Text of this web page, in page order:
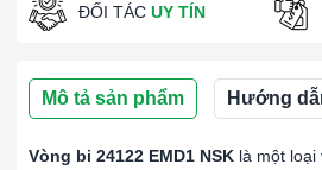
ĐỐI TÁC UY TÍN
Mô tả sản phẩm Hướng
Vòng bi 24122 EMD1 NSK là một loại